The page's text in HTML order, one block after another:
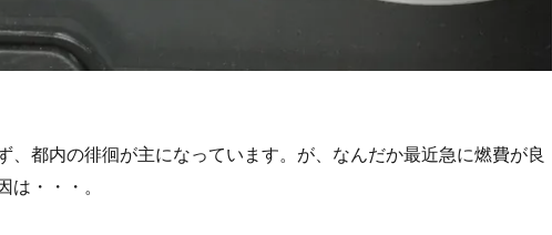
、都内の徘徊が主になっています。が、なんだか最近急に燃費が良
は・・・。